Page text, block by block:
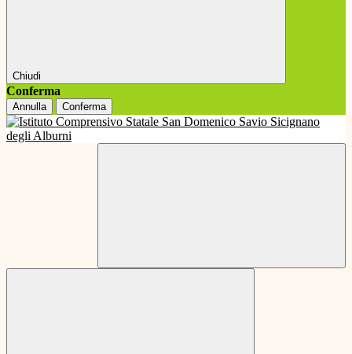
Chiudi
Conferma
Annulla Conferma